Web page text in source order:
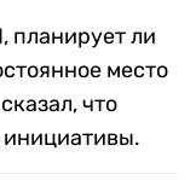
планирует ли
место
что
инициативы.